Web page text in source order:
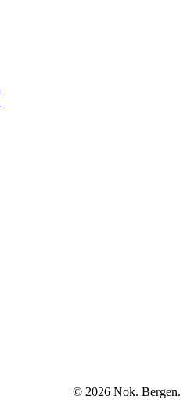
© 2026 Nok. Bergen.